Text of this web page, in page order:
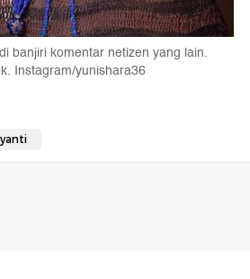
banjiri komentar netizen yang lain.
Instagram/yunishara36